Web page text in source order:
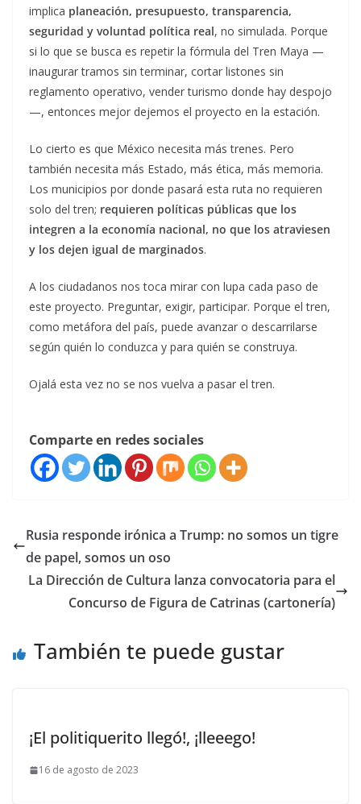
implica planeación, presupuesto, transparencia,
seguridad y voluntad política real, no simulada. Porque
si lo que se busca es repetir la fórmula del Tren Maya —
inaugurar tramos sin terminar, cortar listones sin
reglamento operativo, vender turismo donde hay despojo
—, entonces mejor dejemos el proyecto en la estación.
Lo cierto es que México necesita más trenes. Pero
también necesita más Estado, más ética, más memoria.
Los municipios por donde pasará esta ruta no requieren
solo del tren; requieren políticas públicas que los
integren a la economía nacional, no que los atraviesen
y los dejen igual de marginados.
A los ciudadanos nos toca mirar con lupa cada paso de
este proyecto. Preguntar, exigir, participar. Porque el tren,
como metáfora del país, puede avanzar o descarrilarse
según quién lo conduzca y para quién se construya.
Ojalá esta vez no se nos vuelva a pasar el tren.
Comparte en redes sociales
Rusia responde irónica a Trump: no somos un tigre
de papel, somos un oso
La Dirección de Cultura lanza convocatoria para el
Concurso de Figura de Catrinas (cartonería)
También te puede gustar
¡El politiquerito llegó!, ¡lleeego!
16 de agosto de 2023